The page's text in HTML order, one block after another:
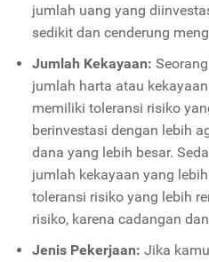
jumlah uang yang
sedikit dan cenderung
Jumlah Kekayaan:
jumlah harta atau
memiliki toleransi risiko
berinvestasi dengan lebih
dana yang lebih besar.
jumlah kekayaan yang
toleransi risiko yang lebih
risiko, karena cadangan
Jenis Pekerjaan: Jika